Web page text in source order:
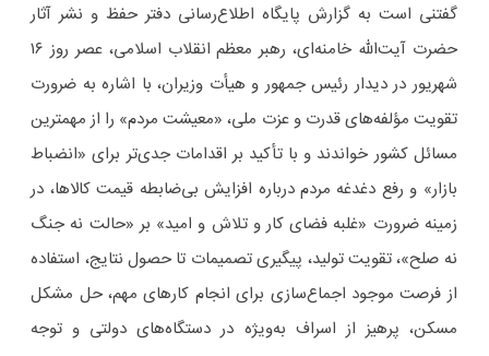
گفتنی است به گزارش پایگاه اطلاع‌رسانی دفتر حفظ و نشر آثار
حضرت آیت‌الله‌ خامنه‌ای، رهبر معظم انقلاب اسلامی، عصر روز ۱۶
شهریور در دیدار رئیس جمهور و هیأت وزیران، با اشاره به ضرورت
تقویت مؤلفه‌های قدرت و عزت ملی، «معیشت مردم» را از مهمترین
مسائل کشور خواندند و با تأکید بر اقدامات جدی‌تر برای «انضباط
بازار» و رفع دغدغه مردم درباره افزایش بی‌ضابطه قیمت کالاها، در
زمینه ضرورت «غلبه فضای کار و تلاش و امید» بر «حالت نه جنگ
نه صلح»، تقویت تولید، پیگیری تصمیمات تا حصول نتایج، استفاده
از فرصت موجود اجماع‌سازی برای انجام کارهای مهم، حل مشکل
مسکن، پرهیز از اسراف به‌ویژه در دستگاه‌های دولتی و توجه